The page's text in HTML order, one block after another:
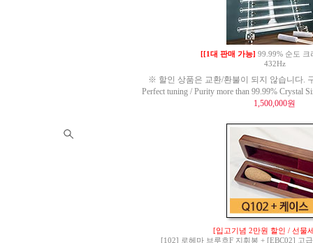
[[1대 판매 가능] 99.99% 순도 크
432Hz
※ 할인 상품은 교환/환불이 되지 않습니다.
Perfect tuning / Purity more than 99.99% Crystal
1,500,000원
[입고기념 2만원 할인 / 선물
[102] 로헤마 브루흐F 지휘봉 + [EBC02] 고